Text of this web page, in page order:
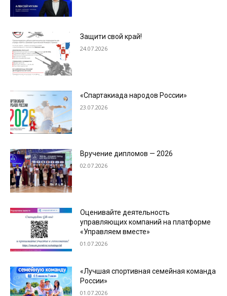
Защити свой край!
24.07.2026
«Спартакиада народов России»
23.07.2026
Вручение дипломов — 2026
02.07.2026
Оценивайте деятельность
управляющих компаний на платформе
«Управляем вместе»
01.07.2026
«Лучшая спортивная семейная команда
России»
01.07.2026